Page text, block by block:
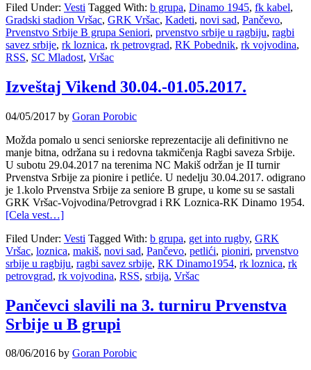
Filed Under: Vesti Tagged With: b grupa, Dinamo 1945, fk kabel,
Gradski stadion Vršac, GRK Vršac, Kadeti, novi sad, Pančevo,
Prvenstvo Srbije B grupa Seniori, prvenstvo srbije u ragbiju, ragbi
savez srbije, rk loznica, rk petrovgrad, RK Pobednik, rk vojvodina,
RSS, SC Mladost, Vršac
Izveštaj Vikend 30.04.-01.05.2017.
04/05/2017 by Goran Porobic
Možda pomalo u senci seniorske reprezentacije ali definitivno ne
manje bitna, održana su i redovna takmičenja Ragbi saveza Srbije.
U subotu 29.04.2017 na terenima NC Makiš održan je II turnir
Prvenstva Srbije za pionire i petliće. U nedelju 30.04.2017. odigrano
je 1.kolo Prvenstva Srbije za seniore B grupe, u kome su se sastali
GRK Vršac-Vojvodina/Petrovgrad i RK Loznica-RK Dinamo 1954.
[Cela vest…]
Filed Under: Vesti Tagged With: b grupa, get into rugby, GRK
Vršac, loznica, makiš, novi sad, Pančevo, petlići, pioniri, prvenstvo
srbije u ragbiju, ragbi savez srbije, RK Dinamo1954, rk loznica, rk
petrovgrad, rk vojvodina, RSS, srbija, Vršac
Pančevci slavili na 3. turniru Prvenstva
Srbije u B grupi
08/06/2016 by Goran Porobic